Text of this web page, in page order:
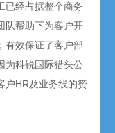
已经占据整个商务
队帮助下为客户开
有效保证了客户部
为科锐国际猎头公
户HR及业务线的赞